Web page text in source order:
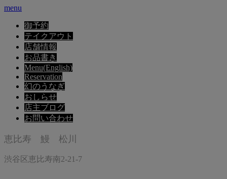
menu
御予約
テイクアウト
店舗情報
お品書き
Menu(English)
Reservation
幻のうなぎ
おしらせ
店主ブログ
お問い合わせ
恵比寿 鰻 松川
渋谷区恵比寿南2-21-7